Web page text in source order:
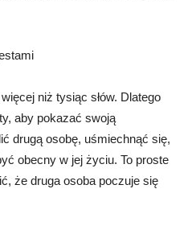
niż tysiąc słów. Dlatego
aby pokazać swoją
drugą osobę, uśmiechnąć się,
obecny w jej życiu. To proste
że druga osoba poczuje się